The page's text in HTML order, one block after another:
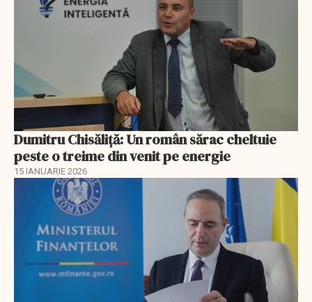
Dumitru Chisăliţă: Un român sărac cheltuie
peste o treime din venit pe energie
15 IANUARIE 2026